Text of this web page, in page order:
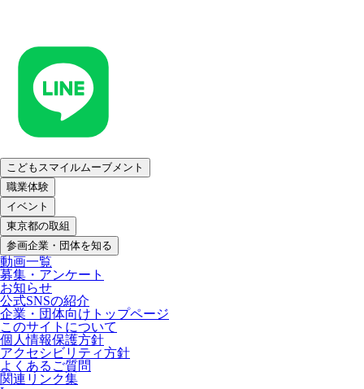
こどもスマイルムーブメント
職業体験
イベント
東京都の取組
参画企業・団体を知る
動画一覧
募集・アンケート
お知らせ
公式SNSの紹介
企業・団体向けトップページ
このサイトについて
個人情報保護方針
アクセシビリティ方針
よくあるご質問
関連リンク集